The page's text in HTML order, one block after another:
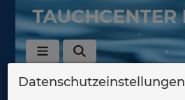
Zurück
Datenschutzeinstellungen